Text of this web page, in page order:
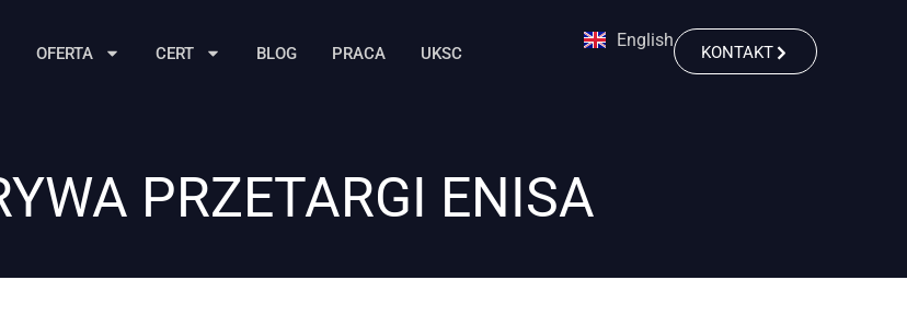
OFERTA CERT BLOG PRACA UKSC
English
KONTAKT
PRZETARGI ENISA